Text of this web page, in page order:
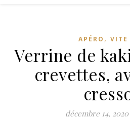
APÉRO , VITE
Verrine de
crevettes,
décembre 14, 2020